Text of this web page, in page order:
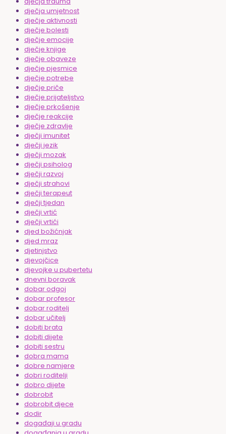
dječja umjetnost
dječje aktivnosti
dječje bolesti
dječje emocije
dječje knjige
dječje obaveze
dječje pjesmice
dječje potrebe
dječje priče
dječje prijateljstvo
dječje prkošenje
dječje reakcije
dječje zdravlje
dječji imunitet
dječji jezik
dječji mozak
dječji psiholog
dječji razvoj
dječji strahovi
dječji terapeut
dječji tjedan
dječji vrtić
dječji vrtići
djed božićnjak
djed mraz
djetinjstvo
djevojčice
djevojke u pubertetu
dnevni boravak
dobar odgoj
dobar profesor
dobar roditelj
dobar učitelj
dobiti brata
dobiti dijete
dobiti sestru
dobra mama
dobre namjere
dobri roditelji
dobro dijete
dobrobit
dobrobit djece
dodir
događaji u gradu